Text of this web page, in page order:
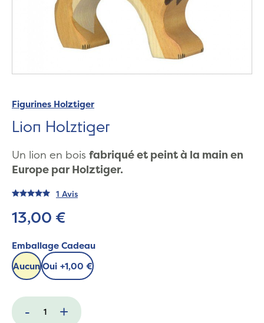
Figurines Holztiger
Lion Holztiger
Un lion en bois fabriqué et peint à la main en
Europe par Holztiger.
1 Avis
13,00 €
Emballage Cadeau
AucunOui +1,00 €
- +